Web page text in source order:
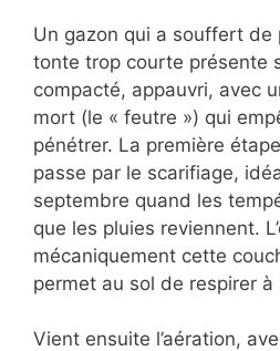
Un gazon qui a souffert de
tonte trop courte présente
compacté, appauvri, avec
mort (le « feutre ») qui
pénétrer. La première
passe par le scarifiage,
septembre quand les
que les pluies reviennent.
mécaniquement cette
permet au sol de respirer à
Vient ensuite l’aération,